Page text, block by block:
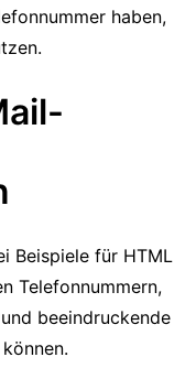
haben,
Beispiele für HTML
Telefonnummern,
beeindruckende